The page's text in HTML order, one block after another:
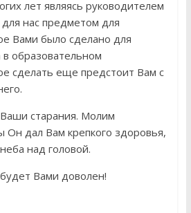
лет являясь руководителем
нас предметом для
Вами было сделано для
в образовательном
сделать еще предстоит Вам с
старания. Молим
Он дал Вам крепкого здоровья,
над головой.
Вами доволен!